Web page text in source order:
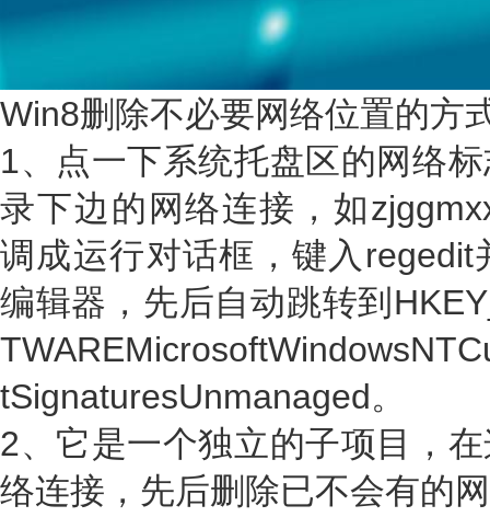
Win8删除不必要网络位置的方
1、点一下系统托盘区的网络
录下边的网络连接，如
调成运行对话框，键入
编辑器，先后自动跳转到
tSignaturesUnmanaged。
2、它是一个独立的子项目，
络连接，先后删除已不会有的